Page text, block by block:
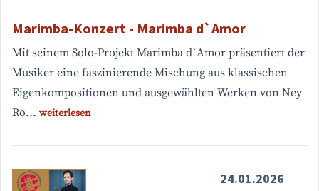
Marimba-Konzert - Marimba d`Amor
Mit seinem Solo-Projekt Marimba d`Amor präsentiert der
Musiker eine faszinierende Mischung aus klassischen
Eigenkompositionen und ausgewählten Werken von Ney
Ro... weiterlesen
24.01.2026